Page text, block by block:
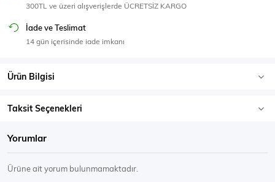
Eşofman Üstü Sweatshirt
300TL ve üzeri alışverişlerde ÜCRETSİZ KARGO
İade ve Teslimat
14 gün içerisinde iade imkanı
Ürün Bilgisi
Taksit Seçenekleri
Yorumlar
Ürüne ait yorum bulunmamaktadır.